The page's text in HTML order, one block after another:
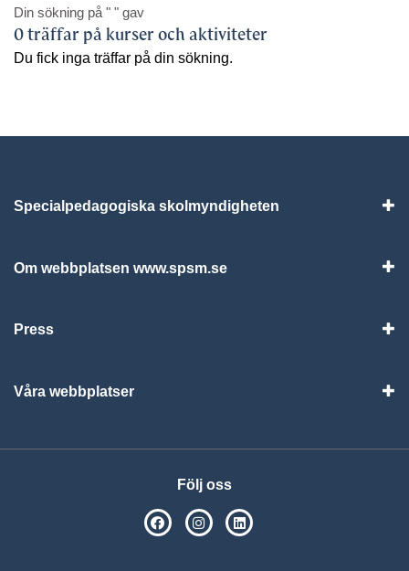
Din sökning på " " gav
0 träffar på kurser och aktiviteter
Du fick inga träffar på din sökning.
Specialpedagogiska skolmyndigheten
Om webbplatsen www.spsm.se
Press
Våra webbplatser
Följ oss
SPSM på Facebook
SPSM på Instagram